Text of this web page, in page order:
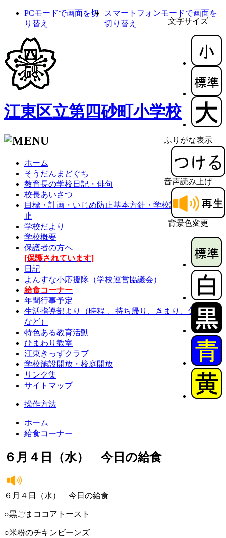
文字サイズ
ふりがな表示
音声読み上げ
背景色変更
PCモードで画面を切
り替え
スマートフォンモードで画面を
切り替え
江東区立第四砂町小学校
ホーム
そうだんまどぐち
教育長の学校日記・俳句
校長あいさつ
目標・計画・いじめ防止基本方針・学校評価・体罰防
止
学校だより
学校概要
保護者の方へ
[保護されています]
日記
よんすな小応援隊（学校運営協議会）
給食コーナー
年間行事予定
生活指導部より（時程 、持ち帰り、きまり、欠席連絡
など）
特色ある教育活動
ひまわり教室
江東きっずクラブ
学校施設開放・校庭開放
リンク集
サイトマップ
操作方法
ホーム
給食コーナー
６月４日（水） 今日の給食
６月４日（水） 今日の給食
○黒ごまココアトースト
○米粉のチキンビーンズ